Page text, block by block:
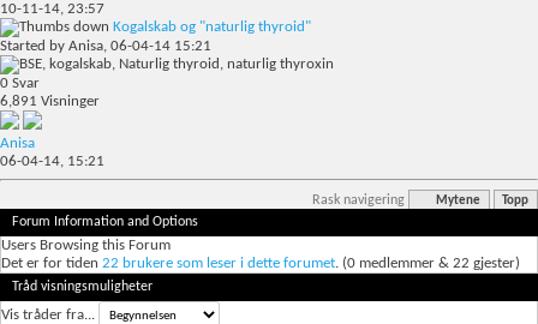
10-11-14, 23:57
Kogalskab og "naturlig thyroid"
Started by Anisa, 06-04-14 15:21
0 Svar
6,891 Visninger
Anisa
06-04-14, 15:21
Rask navigering Mytene Topp
Forum Information and Options
Users Browsing this Forum
Det er for tiden 22 brukere som leser i dette forumet. (0 medlemmer & 22 gjester)
Tråd visningsmuligheter
Vis tråder fra...